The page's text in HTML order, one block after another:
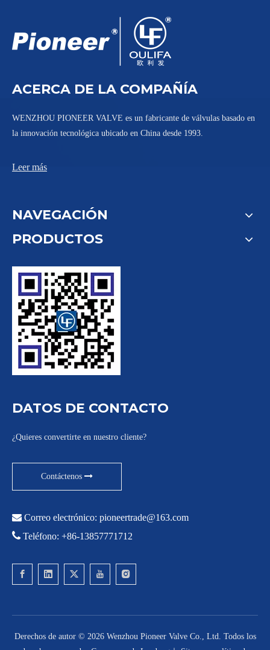
ACERCA DE LA COMPAÑÍA
WENZHOU PIONEER VALVE es un fabricante de válvulas basado en
la innovación tecnológica ubicado en China desde 1993.
Leer más
NAVEGACIÓN
PRODUCTOS
DATOS DE CONTACTO
¿Quieres convertirte en nuestro cliente?
Contáctenos
 Correo electrónico: pioneertrade@163.com
 Teléfono: +86-13857771712
Derechos de autor © 2026Wenzhou Pioneer Valve Co., Ltd. Todos los